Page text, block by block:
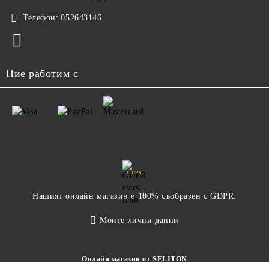
Телефон: 052643146
Ние работим с
GDPR
Нашият онлайн магазин е 100% съобразен с GDPR.
Моите лични данни
Онлайн магазин от SELITON